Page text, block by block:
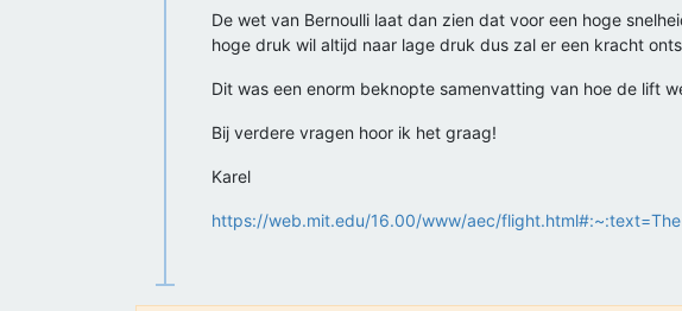
De wet van Bernoulli laat dan zien dat voor een hoge
hoge druk wil altijd naar lage druk dus zal er een kracht
Dit was een enorm beknopte samenvatting van hoe de lift
Bij verdere vragen hoor ik het graag!
Karel
https://web.mit.edu/16.00/www/aec/